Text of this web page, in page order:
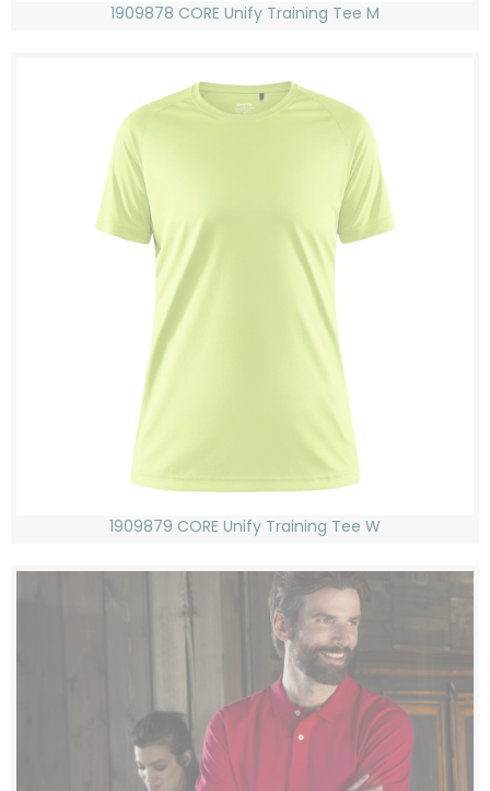
1909878 CORE Unify Training Tee M
1909879 CORE Unify Training Tee W